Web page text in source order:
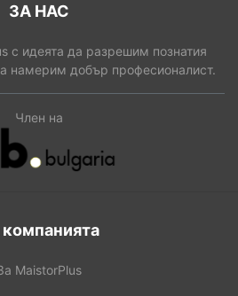
ЗА НАС
с идеята да разрешим познатия
намерим добър професионалист.
Член на
компанията
MaistorPlus